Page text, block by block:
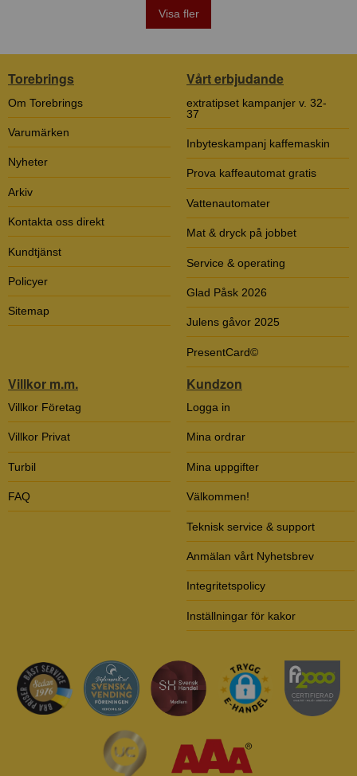
Visa fler
Torebrings
Om Torebrings
Varumärken
Nyheter
Arkiv
Kontakta oss direkt
Kundtjänst
Policyer
Sitemap
Vårt erbjudande
extratipset kampanjer v. 32-
37
Inbyteskampanj kaffemaskin
Prova kaffeautomat gratis
Vattenautomater
Mat & dryck på jobbet
Service & operating
Glad Påsk 2026
Julens gåvor 2025
PresentCard©
Villkor m.m.
Villkor Företag
Villkor Privat
Turbil
FAQ
Kundzon
Logga in
Mina ordrar
Mina uppgifter
Välkommen!
Teknisk service & support
Anmälan vårt Nyhetsbrev
Integritetspolicy
Inställningar för kakor